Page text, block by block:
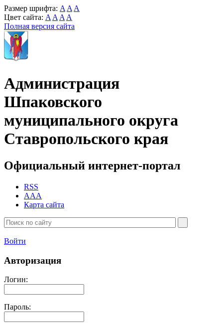
Размер шрифта: A A A
Цвет сайта: A A A A
Полная версия сайта
Администрация
Шпаковского
муниципального округа
Ставропольского края
Официальный интернет-портал
RSS
AAA
Карта сайта
Войти
Авторизация
Логин:
Пароль: